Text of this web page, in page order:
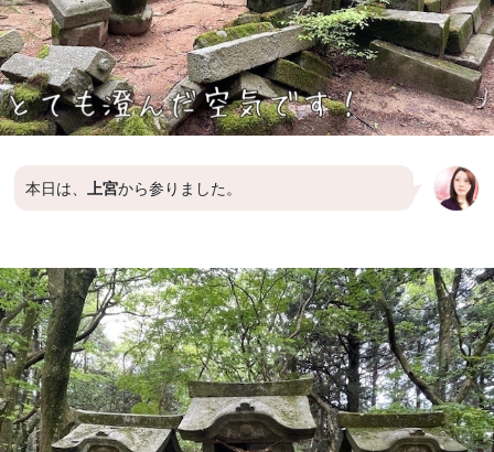
本日は、 上宮から参りました。